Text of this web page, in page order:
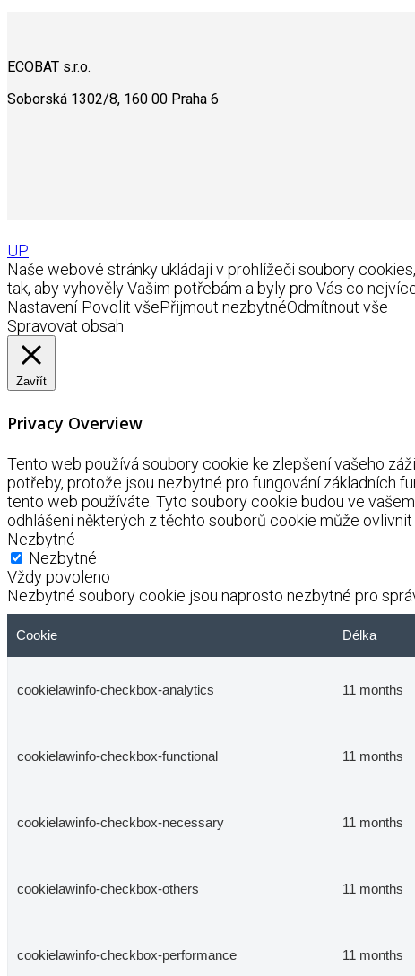
ECOBAT s.r.o.
Soborská 1302/8, 160 00 Praha 6
UP
Naše webové stránky ukládají v prohlížeči soubory
tak, aby vyhověly Vašim potřebám a byly pro Vás co
Nastavení Povolit všePřijmout nezbytnéOdmítnout vše
Spravovat obsah
Zavřít
Privacy Overview
Tento web používá soubory cookie ke zlepšení vašeho
potřeby, protože jsou nezbytné pro fungování základních
tento web používáte. Tyto soubory cookie budou ve
odhlášení některých z těchto souborů cookie může
Nezbytné
Nezbytné
Vždy povoleno
Nezbytné soubory cookie jsou naprosto nezbytné pro
Cookie Délka
cookielawinfo-checkbox-analytics 11 months
cookielawinfo-checkbox-functional 11 months
cookielawinfo-checkbox-necessary 11 months
cookielawinfo-checkbox-others 11 months
cookielawinfo-checkbox-performance 11 months